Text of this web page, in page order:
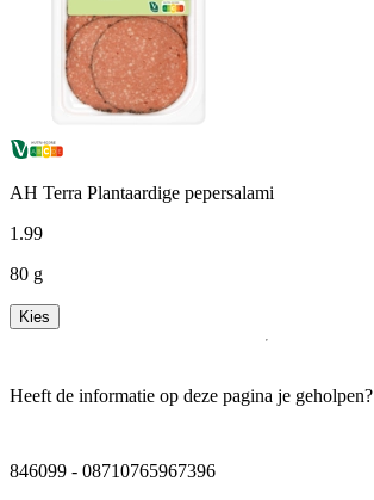
AH Terra Plantaardige pepersalami
1.99
80 g
Kies
Heeft de informatie op deze pagina je geholpen?
846099 - 08710765967396